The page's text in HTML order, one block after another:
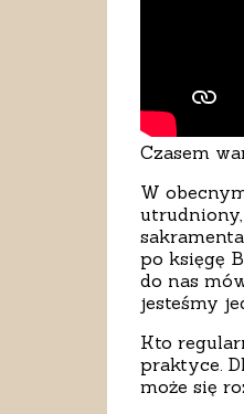
Czasem
W
po księgę
do nas
jesteśmy
Kto
praktyce.
może się